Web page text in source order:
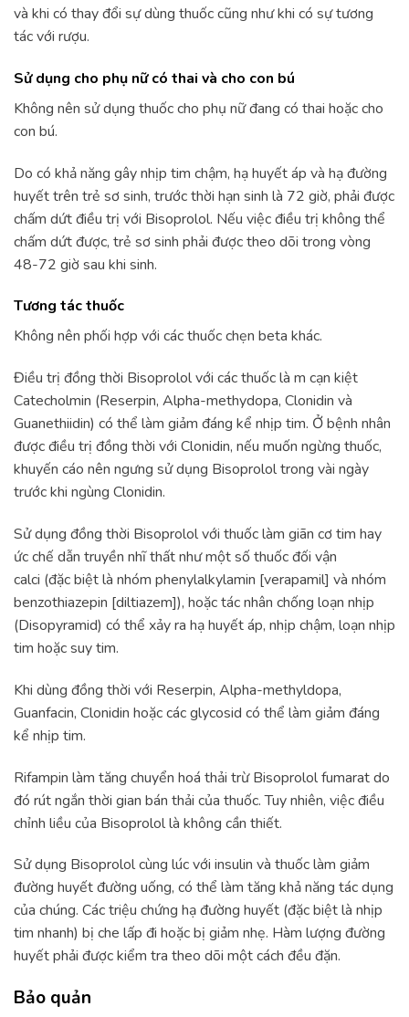
và khi có thay đổi sự dùng thuốc cũng như khi có sự tương
tác với rượu.
Sử dụng cho phụ nữ có thai và cho con bú
Không nên sử dụng thuốc cho phụ nữ đang có thai hoặc cho
con bú.
Do có khả năng gây nhịp tim chậm, hạ huyết áp và hạ đường
huyết trên trẻ sơ sinh, trước thời hạn sinh là 72 giờ, phải được
chấm dứt điều trị với Bisoprolol. Nếu việc điều trị không thể
chấm dứt được, trẻ sơ sinh phải được theo dõi trong vòng
48-72 giờ sau khi sinh.
Tương tác thuốc
Không nên phối hợp với các thuốc chẹn beta khác.
Điều trị đồng thời Bisoprolol với các thuốc là m cạn kiệt
Catecholmin (Reserpin, Alpha-methydopa, Clonidin và
Guanethiidin) có thể làm giảm đáng kể nhịp tim. Ở bệnh nhân
được điều trị đồng thời với Clonidin, nếu muốn ngừng thuốc,
khuyến cáo nên ngưng sử dụng Bisoprolol trong vài ngày
trước khi ngùng Clonidin.
Sử dụng đồng thời Bisoprolol với thuốc làm giãn cơ tim hay
ức chế dẫn truyền nhĩ thất như một số thuốc đối vận
calci (đặc biệt là nhóm phenylalkylamin [verapamil] và nhóm
benzothiazepin [diltiazem]), hoặc tác nhân chống loạn nhịp
(Disopyramid) có thể xảy ra hạ huyết áp, nhịp chậm, loạn nhịp
tim hoặc suy tim.
Khi dùng đồng thời với Reserpin, Alpha-methyldopa,
Guanfacin, Clonidin hoặc các glycosid có thể làm giảm đáng
kể nhịp tim.
Rifampin làm tăng chuyển hoá thải trừ Bisoprolol fumarat do
đó rút ngắn thời gian bán thải của thuốc. Tuy nhiên, việc điều
chỉnh liều của Bisoprolol là không cần thiết.
Sử dụng Bisoprolol cùng lúc với insulin và thuốc làm giảm
đường huyết đường uống, có thể làm tăng khả năng tác dụng
của chúng. Các triệu chứng hạ đường huyết (đặc biệt là nhịp
tim nhanh) bị che lấp đi hoặc bị giảm nhẹ. Hàm lượng đường
huyết phải được kiểm tra theo dõi một cách đều đặn.
Bảo quản